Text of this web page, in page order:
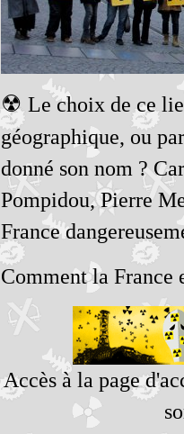
☢ Le choix de ce
géographique, ou
donné son nom ?
Pompidou, Pierre
France
Comment la France
Accès à la page